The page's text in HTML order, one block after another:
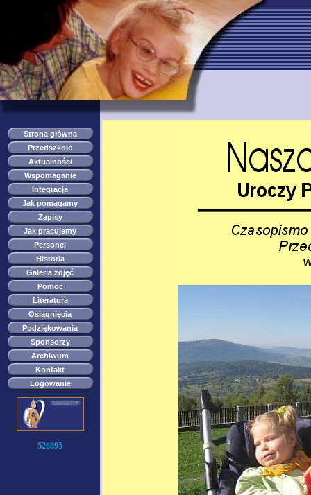
Strona główna
Przedszkole
Aktualności
Wspomaganie
Integracja
Jak pomagamy
Zapisy
Jak pracujemy
Personel
Historia
Galeria zdjęć
Pomoc
Literatura
Osiągnięcia
Podziękowania
Sponsorzy
Archiwum
Kontakt
Logowanie
526895